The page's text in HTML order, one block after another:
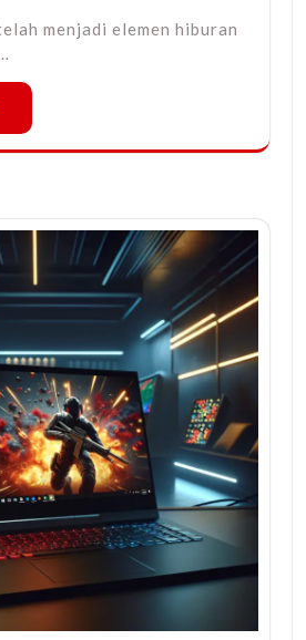
menjadi elemen hiburan